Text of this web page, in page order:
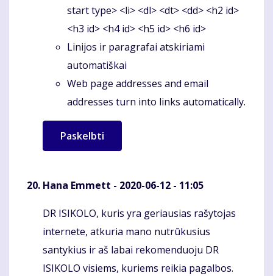
start type> <li> <dl> <dt> <dd> <h2 id>
<h3 id> <h4 id> <h5 id> <h6 id>
Linijos ir paragrafai atskiriami
automatiškai
Web page addresses and email
addresses turn into links automatically.
Hana Emmett - 2020-06-12 - 11:05
Komentaras
DR ISIKOLO, kuris yra geriausias rašytojas
internete, atkuria mano nutrūkusius
santykius ir aš labai rekomenduoju DR
ISIKOLO visiems, kuriems reikia pagalbos.